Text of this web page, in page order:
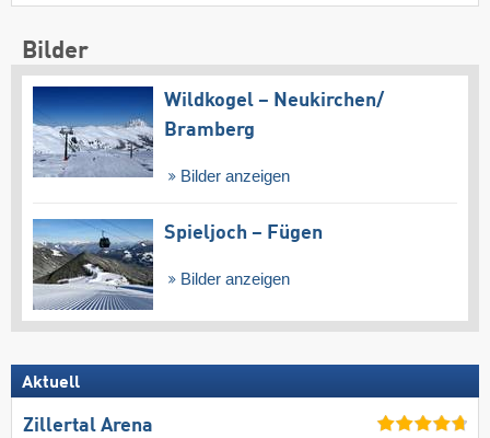
Bilder
Wildkogel – Neukirchen/​
Bramberg
Bilder anzeigen
Spieljoch – Fügen
Bilder anzeigen
Aktuell
Zillertal Arena